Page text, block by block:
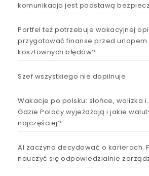
komunikacja jest podstawą
Portfel też potrzebuje wakacyjnej
przygotować finanse przed urlopem
kosztownych błędów?
Szef wszystkiego nie dopilnuje
Wakacje po polsku: słońce, walizka
Gdzie Polacy wyjeżdżają i jakie
najczęściej?
AI zaczyna decydować o karierach.
nauczyć się odpowiedzialnie